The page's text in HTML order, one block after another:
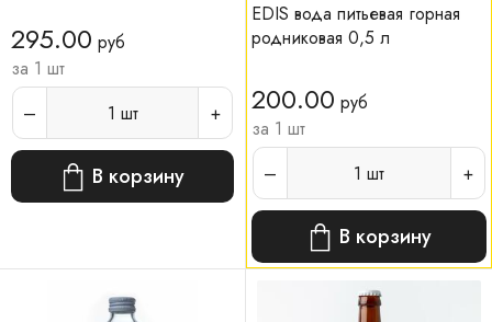
295.00 руб
за 1 шт
1 шт
В корзину
EDIS вода питьевая горная
родниковая 0,5 л
200.00 руб
за 1 шт
1 шт
В корзину